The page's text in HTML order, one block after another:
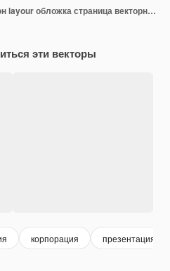
Брошюра дизайн шаблон layour обложка страница векторная иллюстрация
эти векторы
корпорация презентация